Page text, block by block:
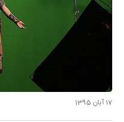
17 آبان 1395